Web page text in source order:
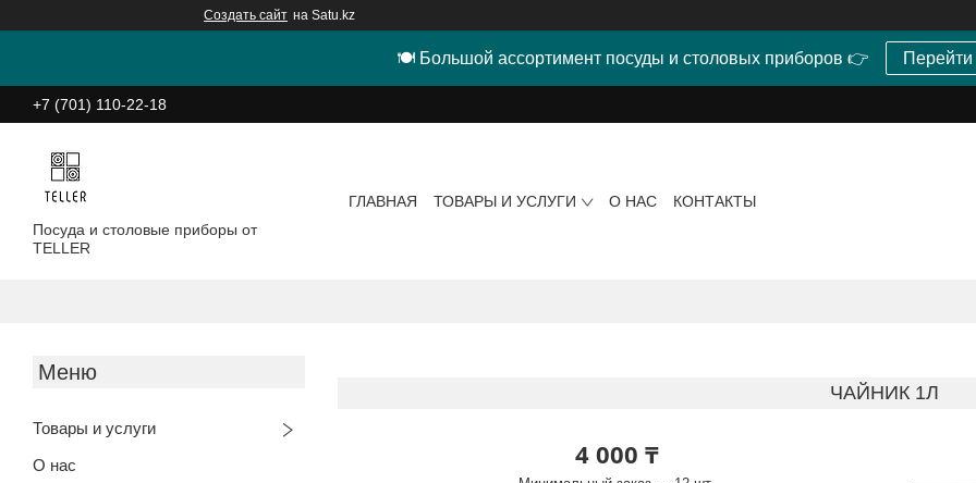
Создать сайт на Satu.kz
🍽 Большой ассортимент посуды и столовых приборов 👉
+7 (701) 110-22-18
Посуда и столовые приборы от
TELLER
ГЛАВНАЯ ТОВАРЫ И УСЛУГИ О НАС КОНТАКТЫ
Товары и услуги
О нас
ЧАЙНИК 1Л
4 000 ₸